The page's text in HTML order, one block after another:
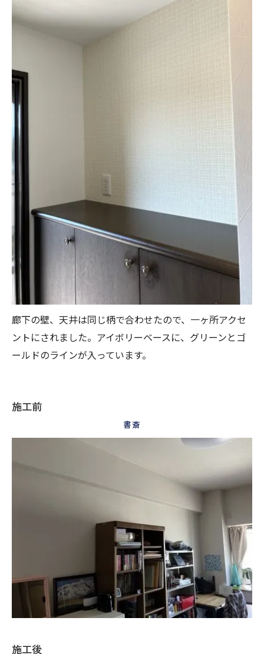
廊下の壁、天井は同じ柄で合わせたので、一ヶ所アクセ
ントにされました。アイボリーベースに、グリーンとゴ
ールドのラインが入っています。
施工前
書斎
施工後